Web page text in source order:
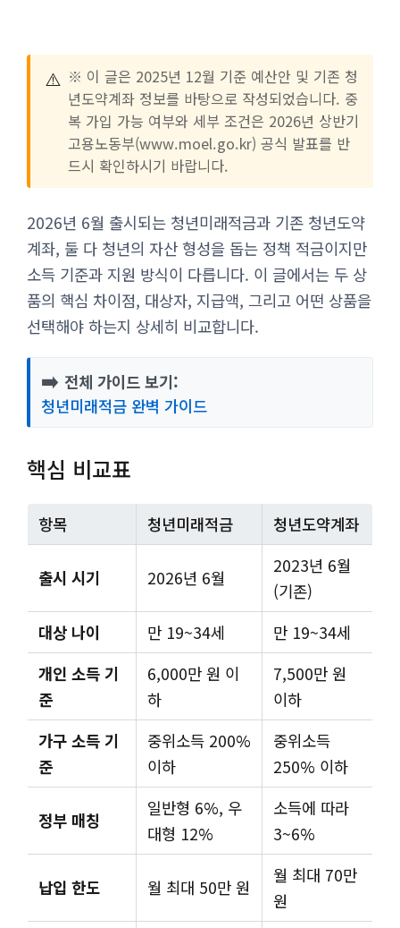
⚠️ ※ 이 글은 2025년 12월 기준 예산안 및 기존 청
년도약계좌 정보를 바탕으로 작성되었습니다. 중
복 가입 가능 여부와 세부 조건은 2026년 상반기
고용노동부(www.moel.go.kr) 공식 발표를 반
드시 확인하시기 바랍니다.
2026년 6월 출시되는 청년미래적금과 기존 청년도약
계좌, 둘 다 청년의 자산 형성을 돕는 정책 적금이지만
소득 기준과 지원 방식이 다릅니다. 이 글에서는 두 상
품의 핵심 차이점, 대상자, 지급액, 그리고 어떤 상품을
선택해야 하는지 상세히 비교합니다.
➡️ 전체 가이드 보기:
청년미래적금 완벽 가이드
핵심 비교표
항목 청년미래적금 청년도약계좌
출시 시기 2026년 6월
2023년 6월
(기존)
대상 나이
만 19~34세
만 19~34세
개인 소득 기
준
6,000만 원 이
하
7,500만 원
이하
가구 소득 기
준
중위소득 200%
이하
중위소득
250% 이하
정부 매칭
일반형 6%, 우
대형 12%
소득에 따라
3~6%
납입 한도 월 최대 50만 원
월 최대 70만
원